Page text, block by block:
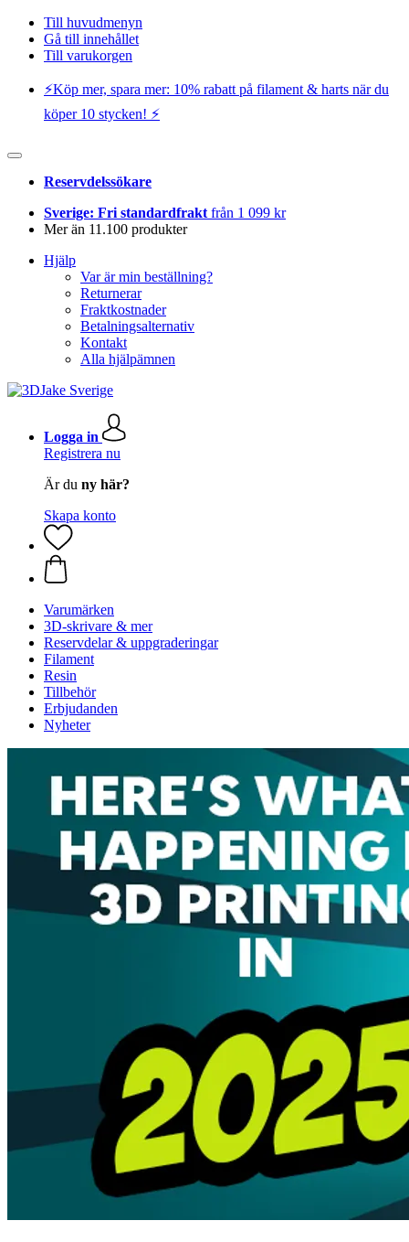
Till huvudmenyn
Gå till innehållet
Till varukorgen
⚡️Köp mer, spara mer: 10% rabatt på filament & harts när du
köper 10 stycken! ⚡️
Reservdelssökare
Sverige: Fri standardfrakt från 1 099 kr
Mer än 11.100 produkter
Hjälp
Var är min beställning?
Returnerar
Fraktkostnader
Betalningsalternativ
Kontakt
Alla hjälpämnen
Logga in
Registrera nu
Är du ny här?
Skapa konto
Varumärken
3D-skrivare & mer
Reservdelar & uppgraderingar
Filament
Resin
Tillbehör
Erbjudanden
Nyheter